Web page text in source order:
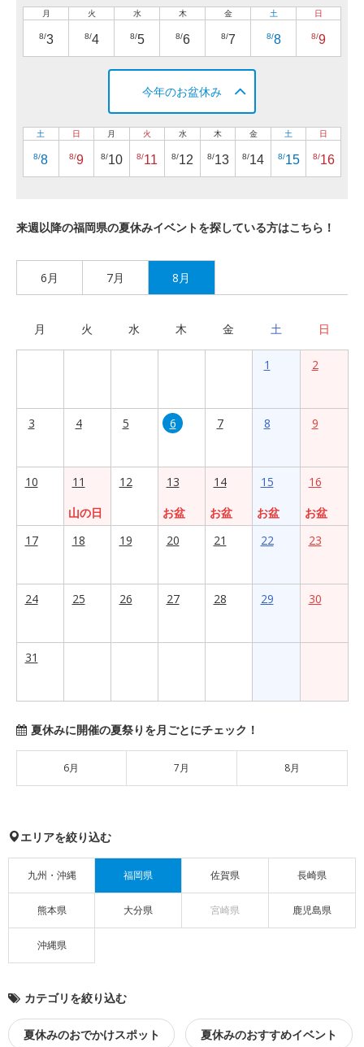
月
8/3
火
8/4
水
8/5
木
8/6
金
8/7
土
8/8
日
8/9
今年のお盆休み
土
8/8
日
8/9
月
8/10
火
8/11
水
8/12
木
8/13
金
8/14
土
8/15
日
8/16
来週以降の福岡県の夏休みイベントを探している方はこちら！
6月 7月 8月
月 火 水 木 金 土 日
1 2
3 4 5 6 7 8 9
10
11
山の日
12
13
お盆
14
お盆
15
お盆
16
お盆
17
18 19 20 21 22 23
24 25 26 27 28 29 30
31
夏休みに開催の夏祭りを月ごとにチェック！
6月 7月 8月
エリアを絞り込む
九州・沖縄 福岡県 佐賀県 長崎県
熊本県 大分県 宮崎県 鹿児島県
沖縄県
カテゴリを絞り込む
夏休みのおでかけスポット 夏休みのおすすめイベント